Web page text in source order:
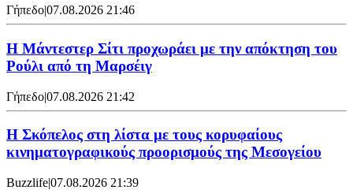
Γήπεδο|07.08.2026 21:46
Η Μάντεστερ Σίτι προχωράει με την απόκτηση του
Ρούλι από τη Μαρσέιγ
Γήπεδο|07.08.2026 21:42
Η Σκόπελος στη λίστα με τους κορυφαίους
κινηματογραφικούς προορισμούς της Μεσογείου
Buzzlife|07.08.2026 21:39